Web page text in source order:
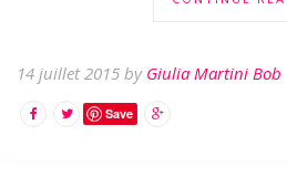
14 juillet 2015 by Giulia Martini Bob
Save